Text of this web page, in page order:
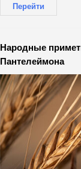
Перейти
Народные
Пантелеймона